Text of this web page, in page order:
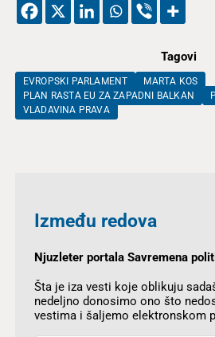
Tagovi
EVROPSKI PARLAMENT
MARTA KOS
PLAN RASTA EU ZA ZAPADNI BALKAN
VLADAVINA PRAVA
Između redova
Njuzleter portala Savremena
Šta je iza vesti koje oblikuju
nedeljno donosimo ono što
vestima i šaljemo elektronskom